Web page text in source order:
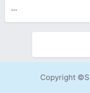
...
Copyright